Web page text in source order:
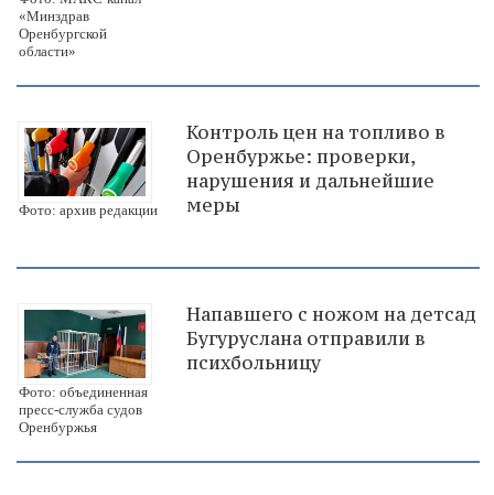
«Минздрав
Оренбургской
области»
Фото: архив редакции
Контроль цен на топливо в
Оренбуржье: проверки,
нарушения и дальнейшие
меры
Фото: объединенная
пресс-служба судов
Оренбуржья
Напавшего с ножом на детсад
Бугуруслана отправили в
психбольницу